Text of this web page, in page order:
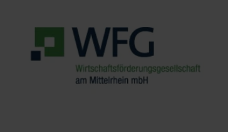
Arme und unterstützen bei allen Fragen rund um
das Thema Gründen. Es werden Veranstaltungen wie
beispielsweise die Seminare von „Existenzia“
angeboten und es können individuelle
Beratungstermine vereinbart werden. Aber auch die
Industrie- und Handelskammern wie auch die